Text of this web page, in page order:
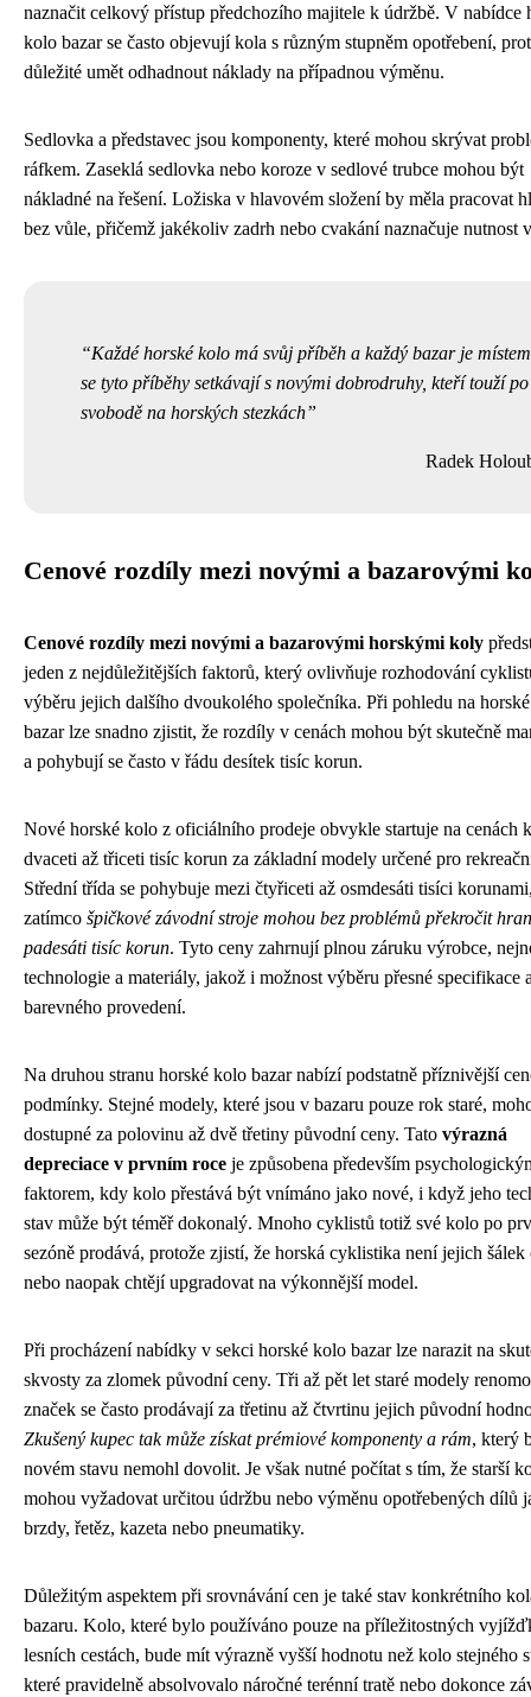
naznačit celkový přístup předchozího majitele k údržbě. V nabídce
kolo bazar se často objevují kola s různým stupněm opotřebení,
důležité umět odhadnout náklady na případnou výměnu.
Sedlovka a představec jsou komponenty, které mohou skrývat
ráfkem. Zaseklá sedlovka nebo koroze v sedlové trubce mohou být
nákladné na řešení. Ložiska v hlavovém složení by měla pracovat
bez vůle, přičemž jakékoliv zadrh nebo cvakání naznačuje nutnost
Každé horské kolo má svůj příběh a každý bazar je
se tyto příběhy setkávají s novými dobrodruhy, kteří touží po
svobodě na horských stezkách
Radek
Cenové rozdíly mezi novými a bazarovými
Cenové rozdíly mezi novými a bazarovými horskými koly
jeden z nejdůležitějších faktorů, který ovlivňuje rozhodování
výběru jejich dalšího dvoukolého společníka. Při pohledu na
bazar lze snadno zjistit, že rozdíly v cenách mohou být skutečně
a pohybují se často v řádu desítek tisíc korun.
Nové horské kolo z oficiálního prodeje obvykle startuje na cenách
dvaceti až třiceti tisíc korun za základní modely určené pro
Střední třída se pohybuje mezi čtyřiceti až osmdesáti tisíci
zatímco špičkové závodní stroje mohou bez problémů překročit
padesáti tisíc korun. Tyto ceny zahrnují plnou záruku výrobce,
technologie a materiály, jakož i možnost výběru přesné specifikace
barevného provedení.
Na druhou stranu horské kolo bazar nabízí podstatně příznivější
podmínky. Stejné modely, které jsou v bazaru pouze rok staré,
dostupné za polovinu až dvě třetiny původní ceny. Tato výrazná
depreciace v prvním roce je způsobena především
faktorem, kdy kolo přestává být vnímáno jako nové, i když jeho
stav může být téměř dokonalý. Mnoho cyklistů totiž své kolo po
sezóně prodává, protože zjistí, že horská cyklistika není jejich šálek
nebo naopak chtějí upgradovat na výkonnější model.
Při procházení nabídky v sekci horské kolo bazar lze narazit na
skvosty za zlomek původní ceny. Tři až pět let staré modely
značek se často prodávají za třetinu až čtvrtinu jejich původní
Zkušený kupec tak může získat prémiové komponenty a rám, který
novém stavu nemohl dovolit. Je však nutné počítat s tím, že starší
mohou vyžadovat určitou údržbu nebo výměnu opotřebených dílů
brzdy, řetěz, kazeta nebo pneumatiky.
Důležitým aspektem při srovnávání cen je také stav konkrétního
bazaru. Kolo, které bylo používáno pouze na příležitostných
lesních cestách, bude mít výrazně vyšší hodnotu než kolo stejného
které pravidelně absolvovalo náročné terénní tratě nebo dokonce